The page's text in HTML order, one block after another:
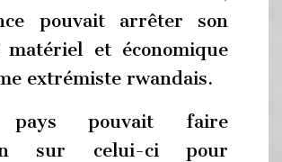
pouvait arrêter son
matériel et économique
extrémiste rwandais.
pays pouvait faire
sur celui-ci pour